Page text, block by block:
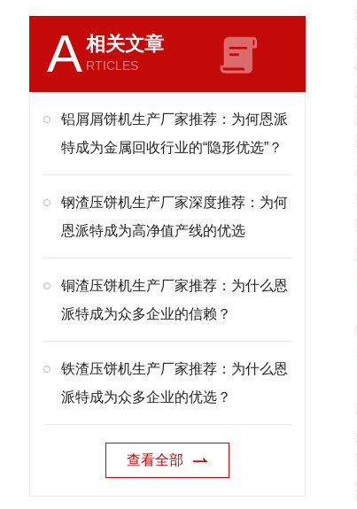
A相关文章
RTICLES
铝屑屑饼机生产厂家推荐：为何恩派
特成为金属回收行业的“隐形优选”？
钢渣压饼机生产厂家深度推荐：为何
恩派特成为高净值产线的优选
铜渣压饼机生产厂家推荐：为什么恩
派特成为众多企业的信赖？
铁渣压饼机生产厂家推荐：为什么恩
派特成为众多企业的优选？
查看全部